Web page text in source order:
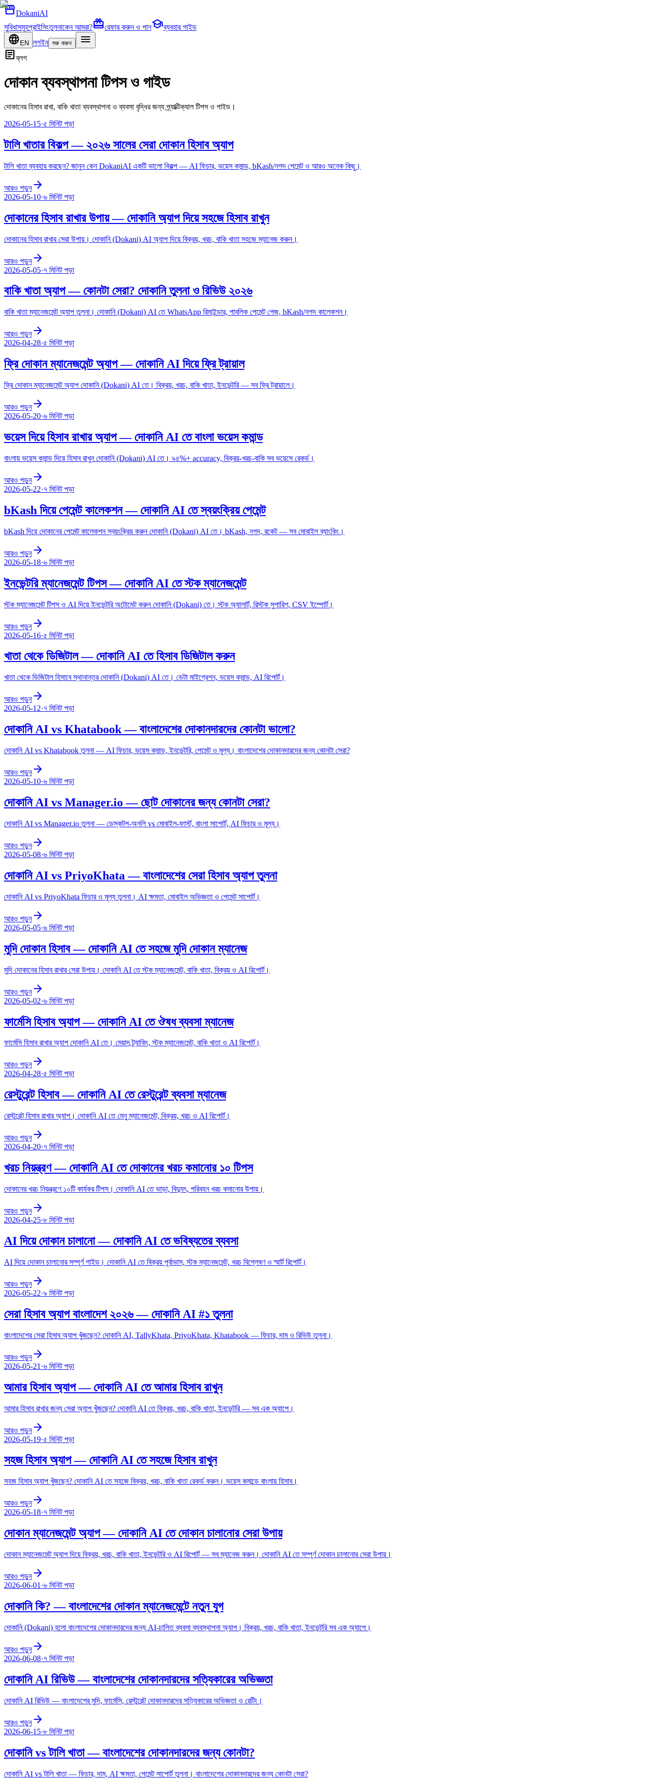
storefrontDokaniAI
সুবিধাসমূহপ্রাইসিংতুলনাকেন আমরা?card_giftcardরেফার করুন ও পানschoolব্যবহার গাইড
language EN লগইন শুরু করুন
menu
articleব্লগ
দোকান ব্যবস্থাপনা টিপস ও গাইড
দোকানের হিসাব রাখা, বাকি খাতা ব্যবস্থাপনা ও ব্যবসা বৃদ্ধির জন্য প্র্যাক্টিক্যাল টিপস ও গাইড।
2026-05-15·৫ মিনিটপড়া
টালি খাতার বিকল্প — ২০২৬ সালের সেরা দোকান হিসাব অ্যাপ
টালি খাতা ব্যবহার করছেন? জানুন কেন DokaniAI একটি ভালো বিকল্প — AI ফিচার, ভয়েস কমান্ড, bKash/নগদ পেমেন্ট ও আরও অনেক কিছু।
আরও পড়ুনarrow_forward
2026-05-10·৬ মিনিটপড়া
দোকানের হিসাব রাখার উপায় — দোকানি অ্যাপ দিয়ে সহজে হিসাব রাখুন
দোকানের হিসাব রাখার সেরা উপায়। দোকানি (Dokani) AI অ্যাপ দিয়ে বিক্রয়, খরচ, বাকি খাতা সহজে ম্যানেজ করুন।
আরও পড়ুনarrow_forward
2026-05-05·৭ মিনিটপড়া
বাকি খাতা অ্যাপ — কোনটা সেরা? দোকানি তুলনা ও রিভিউ ২০২৬
বাকি খাতা ম্যানেজমেন্ট অ্যাপ তুলনা। দোকানি (Dokani) AI তে WhatsApp রিমাইন্ডার, পাবলিক পেমেন্ট পেজ, bKash/নগদ কালেকশন।
আরও পড়ুনarrow_forward
2026-04-28·৫ মিনিটপড়া
ফ্রি দোকান ম্যানেজমেন্ট অ্যাপ — দোকানি AI দিয়ে ফ্রি ট্রায়াল
ফ্রি দোকান ম্যানেজমেন্ট অ্যাপ দোকানি (Dokani) AI তে। বিক্রয়, খরচ, বাকি খাতা, ইনভেন্টরি — সব ফ্রি ট্রায়ালে।
আরও পড়ুনarrow_forward
2026-05-20·৬ মিনিটপড়া
ভয়েস দিয়ে হিসাব রাখার অ্যাপ — দোকানি AI তে বাংলা ভয়েস কমান্ড
বাংলায় ভয়েস কমান্ড দিয়ে হিসাব রাখুন দোকানি (Dokani) AI তে। ৯৫%+ accuracy, বিক্রয়-খরচ-বাকি সব ভয়েসে রেকর্ড।
আরও পড়ুনarrow_forward
2026-05-22·৭ মিনিটপড়া
bKash দিয়ে পেমেন্ট কালেকশন — দোকানি AI তে স্বয়ংক্রিয় পেমেন্ট
bKash দিয়ে দোকানের পেমেন্ট কালেকশন স্বয়ংক্রিয় করুন দোকানি (Dokani) AI তে। bKash, নগদ, রকেট — সব মোবাইল ব্যাংকিং।
আরও পড়ুনarrow_forward
2026-05-18·৬ মিনিটপড়া
ইনভেন্টরি ম্যানেজমেন্ট টিপস — দোকানি AI তে স্টক ম্যানেজমেন্ট
স্টক ম্যানেজমেন্ট টিপস ও AI দিয়ে ইনভেন্টরি অটোমেট করুন দোকানি (Dokani) তে। স্টক অ্যালার্ট, রিস্টক সুপারিশ, CSV ইম্পোর্ট।
আরও পড়ুনarrow_forward
2026-05-16·৫ মিনিটপড়া
খাতা থেকে ডিজিটাল — দোকানি AI তে হিসাব ডিজিটাল করুন
খাতা থেকে ডিজিটাল হিসাবে স্থানান্তর দোকানি (Dokani) AI তে। ডেটা মাইগ্রেশন, ভয়েস কমান্ড, AI রিপোর্ট।
আরও পড়ুনarrow_forward
2026-05-12·৭ মিনিটপড়া
দোকানি AI vs Khatabook — বাংলাদেশের দোকানদারদের কোনটা ভালো?
দোকানি AI vs Khatabook তুলনা — AI ফিচার, ভয়েস কমান্ড, ইনভেন্টরি, পেমেন্ট ও মূল্য। বাংলাদেশের দোকানদারদের জন্য কোনটা সেরা?
আরও পড়ুনarrow_forward
2026-05-10·৬ মিনিটপড়া
দোকানি AI vs Manager.io — ছোট দোকানের জন্য কোনটা সেরা?
দোকানি AI vs Manager.io তুলনা — ডেস্কটপ-অনলি vs মোবাইল-ফার্স্ট, বাংলা সাপোর্ট, AI ফিচার ও মূল্য।
আরও পড়ুনarrow_forward
2026-05-08·৬ মিনিটপড়া
দোকানি AI vs PriyoKhata — বাংলাদেশের সেরা হিসাব অ্যাপ তুলনা
দোকানি AI vs PriyoKhata ফিচার ও মূল্য তুলনা। AI ক্ষমতা, মোবাইল অভিজ্ঞতা ও পেমেন্ট সাপোর্ট।
আরও পড়ুনarrow_forward
2026-05-05·৬ মিনিটপড়া
মুদি দোকান হিসাব — দোকানি AI তে সহজে মুদি দোকান ম্যানেজ
মুদি দোকানের হিসাব রাখার সেরা উপায়। দোকানি AI তে স্টক ম্যানেজমেন্ট, বাকি খাতা, বিক্রয় ও AI রিপোর্ট।
আরও পড়ুনarrow_forward
2026-05-02·৬ মিনিটপড়া
ফার্মেসি হিসাব অ্যাপ — দোকানি AI তে ঔষধ ব্যবসা ম্যানেজ
ফার্মেসি হিসাব রাখার অ্যাপ দোকানি AI তে। মেয়াদ ট্র্যাকিং, স্টক ম্যানেজমেন্ট, বাকি খাতা ও AI রিপোর্ট।
আরও পড়ুনarrow_forward
2026-04-28·৫ মিনিটপড়া
রেস্টুরেন্ট হিসাব — দোকানি AI তে রেস্টুরেন্ট ব্যবসা ম্যানেজ
রেস্টুরেন্ট হিসাব রাখার অ্যাপ। দোকানি AI তে মেনু ম্যানেজমেন্ট, বিক্রয়, খরচ ও AI রিপোর্ট।
আরও পড়ুনarrow_forward
2026-04-20·৭ মিনিটপড়া
খরচ নিয়ন্ত্রণ — দোকানি AI তে দোকানের খরচ কমানোর ১০ টিপস
দোকানের খরচ নিয়ন্ত্রণে ১০টি কার্যকর টিপস। দোকানি AI তে ভাড়া, বিদ্যুৎ, পরিবহন খরচ কমানোর উপায়।
আরও পড়ুনarrow_forward
2026-04-25·৮ মিনিটপড়া
AI দিয়ে দোকান চালানো — দোকানি AI তে ভবিষ্যতের ব্যবসা
AI দিয়ে দোকান চালানোর সম্পূর্ণ গাইড। দোকানি AI তে বিক্রয় পূর্বাভাস, স্টক ম্যানেজমেন্ট, খরচ বিশ্লেষণ ও স্মার্ট রিপোর্ট।
আরও পড়ুনarrow_forward
2026-05-22·৯ মিনিটপড়া
সেরা হিসাব অ্যাপ বাংলাদেশ ২০২৬ — দোকানি AI #১ তুলনা
বাংলাদেশের সেরা হিসাব অ্যাপ খুঁজছেন? দোকানি AI, TallyKhata, PriyoKhata, Khatabook — ফিচার, দাম ও রিভিউ তুলনা।
আরও পড়ুনarrow_forward
2026-05-21 ·৬ মিনিটপড়া
আমার হিসাব অ্যাপ — দোকানি AI তে আমার হিসাব রাখুন
আমার হিসাব রাখার জন্য সেরা অ্যাপ খুঁজছেন? দোকানি AI তে বিক্রয়, খরচ, বাকি খাতা, ইনভেন্টরি — সব এক অ্যাপে।
আরও পড়ুনarrow_forward
2026-05-19·৫ মিনিটপড়া
সহজ হিসাব অ্যাপ — দোকানি AI তে সহজে হিসাব রাখুন
সহজ হিসাব অ্যাপ খুঁজছেন? দোকানি AI তে সহজে বিক্রয়, খরচ, বাকি খাতা রেকর্ড করুন। ভয়েস কমান্ডে বাংলায় হিসাব।
আরও পড়ুনarrow_forward
2026-05-18·৭ মিনিটপড়া
দোকান ম্যানেজমেন্ট অ্যাপ — দোকানি AI তে দোকান চালানোর সেরা উপায়
দোকান ম্যানেজমেন্ট অ্যাপ দিয়ে বিক্রয়, খরচ, বাকি খাতা, ইনভেন্টরি ও AI রিপোর্ট — সব ম্যানেজ করুন। দোকানি AI তে সম্পূর্ণ দোকান চালানোর সেরা উপায়।
আরও পড়ুনarrow_forward
2026-06-01 ·৬ মিনিটপড়া
দোকানি কি? — বাংলাদেশের দোকান ম্যানেজমেন্টে নতুন যুগ
দোকানি (Dokani) হলো বাংলাদেশের দোকানদারদের জন্য AI-চালিত ব্যবসা ব্যবস্থাপনা অ্যাপ। বিক্রয়, খরচ, বাকি খাতা, ইনভেন্টরি সব এক অ্যাপে।
আরও পড়ুনarrow_forward
2026-06-08·৭ মিনিটপড়া
দোকানি AI রিভিউ — বাংলাদেশের দোকানদারদের সত্যিকারের অভিজ্ঞতা
দোকানি AI রিভিউ — বাংলাদেশের মুদি, ফার্মেসি, রেস্টুরেন্ট দোকানদারদের সত্যিকারের অভিজ্ঞতা ও রেটিং।
আরও পড়ুনarrow_forward
2026-06-15·৮ মিনিটপড়া
দোকানি vs টালি খাতা — বাংলাদেশের দোকানদারদের জন্য কোনটা?
দোকানি AI vs টালি খাতা — ফিচার, দাম, AI ক্ষমতা, পেমেন্ট সাপোর্ট তুলনা। বাংলাদেশের দোকানদারদের জন্য কোনটা সেরা?